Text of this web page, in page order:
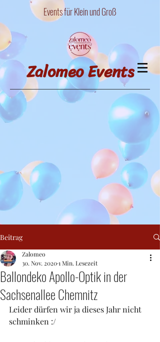
Events für Klein und Groß
Zalomeo Events
Beitrag
Ballondeko Apollo-Optik in der
Sachsenallee Chemnitz
Zalomeo
30. Nov. 20201 Min. Lesezeit
Leider dürfen wir ja dieses Jahr nicht
schminken :/